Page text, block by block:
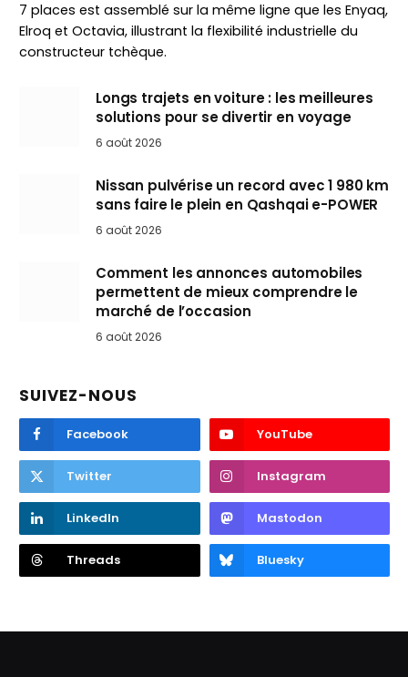
7 places est assemblé sur la même ligne que les Enyaq,
Elroq et Octavia, illustrant la flexibilité industrielle du
constructeur tchèque.
Longs trajets en voiture : les meilleures
solutions pour se divertir en voyage
6 août 2026
Nissan pulvérise un record avec 1 980 km
sans faire le plein en Qashqai e-POWER
6 août 2026
Comment les annonces automobiles
permettent de mieux comprendre le
marché de l’occasion
6 août 2026
SUIVEZ-NOUS
Facebook YouTube
Twitter Instagram
LinkedIn Mastodon
Threads Bluesky